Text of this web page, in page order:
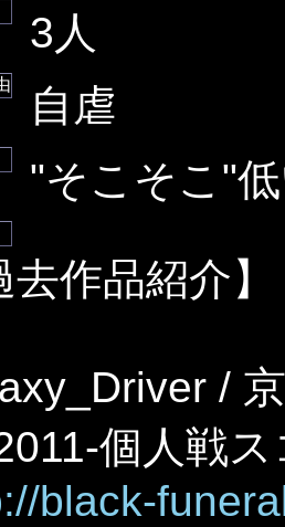
3人
自虐
"そこそこ"
去作品紹介】
/
個人戦
black-